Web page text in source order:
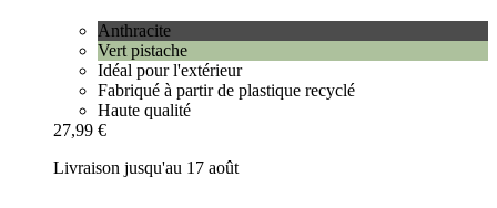
Anthracite
Vert pistache
Idéal pour l'extérieur
Fabriqué à partir de plastique recyclé
Haute qualité
27,99 €
Livraison jusqu'au 17 août